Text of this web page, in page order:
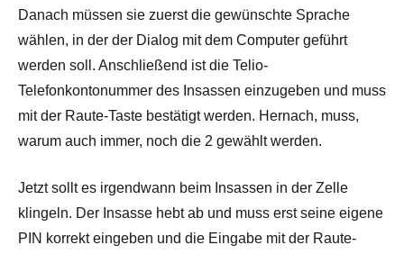
Danach müssen sie zuerst die gewünschte Sprache
wählen, in der der Dialog mit dem Computer geführt
werden soll. Anschließend ist die Telio-
Telefonkontonummer des Insassen einzugeben und muss
mit der Raute-Taste bestätigt werden. Hernach, muss,
warum auch immer, noch die 2 gewählt werden.
Jetzt sollt es irgendwann beim Insassen in der Zelle
klingeln. Der Insasse hebt ab und muss erst seine eigene
PIN korrekt eingeben und die Eingabe mit der Raute-